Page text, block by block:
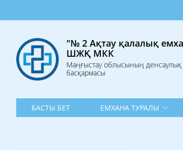
"№ 2 Ақтау қалалық
ШЖҚ МКК
Маңғыстау облысының денсаулық
басқармасы
БАСТЫ БЕТ ЕМХАНА ТУРАЛЫ